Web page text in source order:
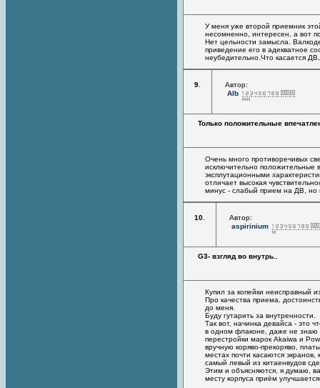
У меня уже второй приемник
несомненно, интересен, а вот
Нет цельности замысла.
приведение его в адекватное
неубедительно.Что касается
9
Автор:
Alb
Только положительные
Очень много противоречивых
исключительно положительные
эксплутационными
отличает высокая
минус - слабый прием на ДВ, но
10
Автор:
aspirinium
G3- взгляд во внутрь..
Купил за копейки неисправный
Про качества приема,
до меня.
Буду гутарить за внутренности.
Так вот, начинка девайса - это
в одном флаконе, даже не знаю
перестройки марок Akaiwa и
вручную коряво-прекоряво,
местах почти касаются
самый левый из китаенвудов
Этим и объясняются, я думаю,
месту корпуса приём